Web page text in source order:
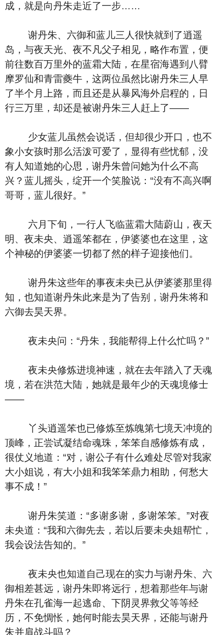
成，就是向丹朱走近了一步……
谢丹朱、六御和蓝儿三人很快就到了逍遥
岛，与夜天光、夜不凡父子相见，略作布置，便
前往数百万里外的蓝霜大陆，在星宿海遇到八臂
摩罗仙和青雷夔牛，这两位虽然比谢丹朱三人早
了半个月上路，而且还是从暴风海外启程的，日
行三万里，却还是被谢丹朱三人赶上了——
少女蓝儿虽然会说话，但却很少开口，也不
象小女孩时那么活泼可爱了，显得有些忧郁，没
有人知道她的心思，谢丹朱曾问她为什么不高
兴？蓝儿摇头，绽开一个笑脸说：“没有不高兴啊
哥哥，蓝儿很好。”
六月下旬，一行人飞临蓝霜大陆蔚山，夜天
明、夜未央、逍遥笨都在，伊婆婆也在这里，这
个神秘的伊婆婆一切都了然的样子迎接他们。
谢丹朱这些年的事夜未央已从伊婆婆那里得
知，也知道谢丹朱此来是为了告别，谢丹朱将和
六御去昊天界。
夜未央问：“丹朱，我能帮得上什么忙吗？”
夜未央修炼进境神速，就在去年踏入了天魂
境，若在洪范大陆，她就是最年少的天魂境修士
——
丫头逍遥笨也已修炼至炼魄第七境天冲境的
顶峰，正尝试凝结命魂珠，笨笨自感修炼有成，
很仗义地道：“对，谢公子有什么难处尽管对我家
大小姐说，有大小姐和我笨笨鼎力相助，何愁大
事不成！”
谢丹朱笑道：“多谢多谢，多谢笨笨。”对夜
未央道：“我和六御先去，若以后要未央姐帮忙，
我会设法告知的。”
夜未央也知道自己现在的实力与谢丹朱、六
御相差甚远，谢丹朱即将远行，想着那些年与谢
丹朱在孔雀海一起逃命、下阴灵界救父等等经
历，不免惆怅，她何时能去昊天界，还能与谢丹
朱并肩战斗吗？